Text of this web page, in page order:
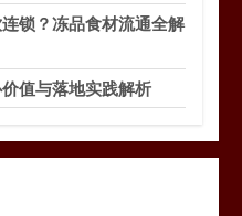
锁？冻品食材流通全解
值与落地实践解析